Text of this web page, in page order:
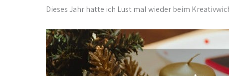
Dieses Jahr hatte ich Lust mal wieder beim